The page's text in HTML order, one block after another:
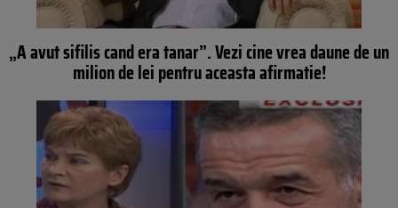
„A avut sifilis cand era tanar”. Vezi cine vrea daune de un
milion de lei pentru aceasta afirmatie!